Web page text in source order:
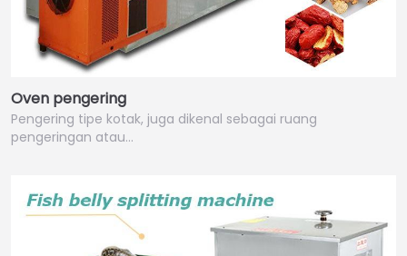
Oven pengering
Pengering tipe kotak, juga dikenal sebagai ruang
pengeringan atau…